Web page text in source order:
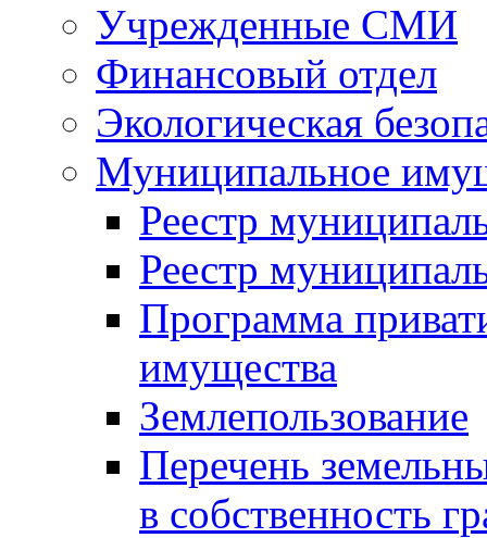
Учрежденные СМИ
Финансовый отдел
Экологическая
Муниципальное
Реестр
Реестр
Программа
имущества
Землепользование
Перечень
в собственность